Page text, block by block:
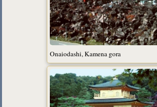
Onaiodashi, Kamena gora